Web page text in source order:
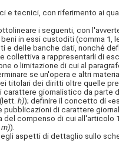
tecnici, con riferimento ai
i seguenti, con
in essi custoditi (comma 1,
e delle banche dati, nonché
a rappresentarli di
o limitazione di cui al
se un'opera e altri
titolari dei diritti oltre quelle
giornalistico da parte
h)); definire il concetto di
di carattere
del compenso di cui all'articolo
m)).
aspetti di dettaglio sullo